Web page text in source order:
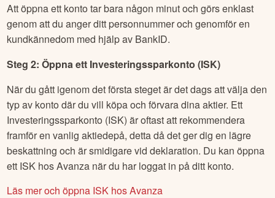
Att öppna ett konto tar bara någon minut och görs enklast
genom att du anger ditt personnummer och genomför en
kundkännedom med hjälp av BankID.
Steg 2: Öppna ett Investeringssparkonto (ISK)
När du gått igenom det första steget är det dags att välja den
typ av konto där du vill köpa och förvara dina aktier. Ett
Investeringssparkonto (ISK) är oftast att rekommendera
framför en vanlig aktiedepå, detta då det ger dig en lägre
beskattning och är smidigare vid deklaration. Du kan öppna
ett ISK hos Avanza när du har loggat in på ditt konto.
Läs mer och öppna ISK hos Avanza